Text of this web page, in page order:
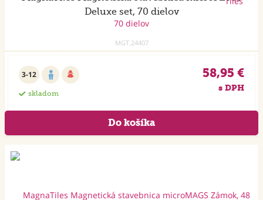
Deluxe set, 70 dielov
MGT.24407
3-12
skladom
58,95 €
s DPH